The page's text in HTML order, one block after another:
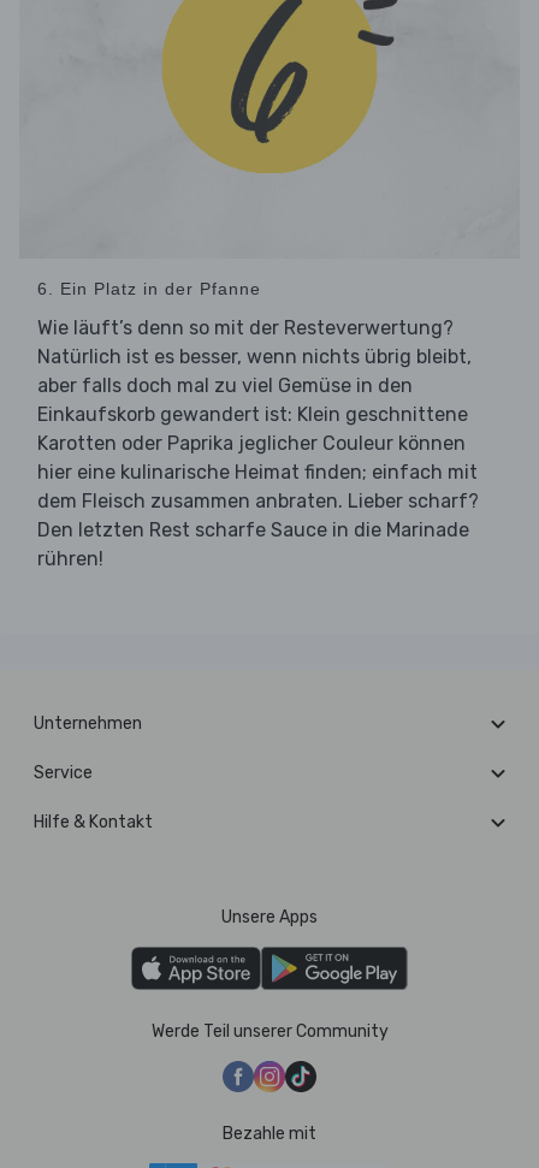
6. Ein Platz in der Pfanne
Wie läuft’s denn so mit der Resteverwertung?
Natürlich ist es besser, wenn nichts übrig bleibt,
aber falls doch mal zu viel Gemüse in den
Einkaufskorb gewandert ist: Klein geschnittene
Karotten oder Paprika jeglicher Couleur können
hier eine kulinarische Heimat finden; einfach mit
dem Fleisch zusammen anbraten. Lieber scharf?
Den letzten Rest scharfe Sauce in die Marinade
rühren!
Unternehmen
Service
Hilfe & Kontakt
Unsere Apps
Werde Teil unserer Community
Bezahle mit